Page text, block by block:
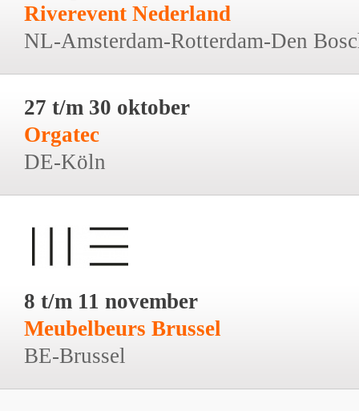
Riverevent Nederland
NL-Amsterdam-Rotterdam-Den
27 t/m 30 oktober
Orgatec
DE-Köln
8 t/m 11 november
Meubelbeurs Brussel
BE-Brussel